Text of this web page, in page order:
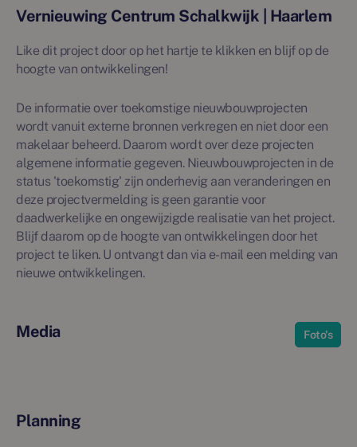
Vernieuwing Centrum Schalkwijk | Haarlem
Like dit project door op het hartje te klikken en blijf op de
hoogte van ontwikkelingen!
De informatie over toekomstige nieuwbouwprojecten
wordt vanuit externe bronnen verkregen en niet door een
makelaar beheerd. Daarom wordt over deze projecten
algemene informatie gegeven. Nieuwbouwprojecten in de
status 'toekomstig' zijn onderhevig aan veranderingen en
deze projectvermelding is geen garantie voor
daadwerkelijke en ongewijzigde realisatie van het project.
Blijf daarom op de hoogte van ontwikkelingen door het
project te liken. U ontvangt dan via e-mail een melding van
nieuwe ontwikkelingen.
Media Foto's
Planning